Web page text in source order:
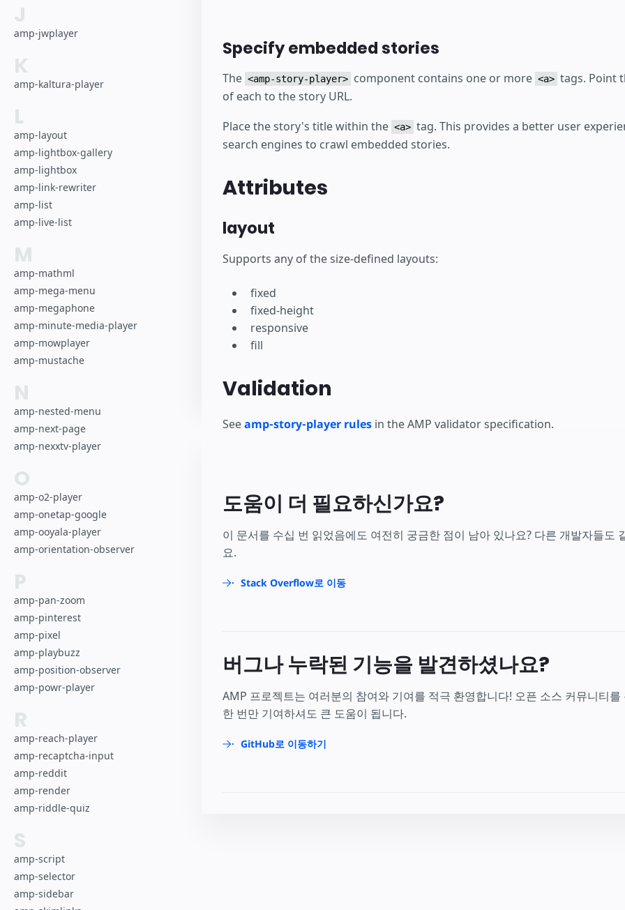
J
amp-jwplayer
K
amp-kaltura-player
L
amp-layout
amp-lightbox-gallery
amp-lightbox
amp-link-rewriter
amp-list
amp-live-list
M
amp-mathml
amp-mega-menu
amp-megaphone
amp-minute-media-player
amp-mowplayer
amp-mustache
N
amp-nested-menu
amp-next-page
amp-nexxtv-player
O
amp-o2-player
amp-onetap-google
amp-ooyala-player
amp-orientation-observer
P
amp-pan-zoom
amp-pinterest
amp-pixel
amp-playbuzz
amp-position-observer
amp-powr-player
R
amp-reach-player
amp-recaptcha-input
amp-reddit
amp-render
amp-riddle-quiz
S
amp-script
amp-selector
amp-sidebar
Specify embedded stories
The <amp-story-player> component contains one or more <a> tags. Point
of each to the story URL.
Place the story's title within the <a> tag. This provides a better user
search engines to crawl embedded stories.
Attributes
layout
Supports any of the size-defined layouts:
fixed
fixed-height
responsive
fill
Validation
Seeamp-story-player rulesin the AMP validator specification.
도움이 더 필요하신가요?
이 문서를 수십 번 읽었음에도 여전히 궁금한 점이 남아 있나요? 다른 개발자들
요.
Stack Overflow로 이동
버그나 누락된 기능을 발견하셨나요?
AMP 프로젝트는 여러분의 참여와 기여를 적극 환영합니다! 오픈 소스 커뮤니티
한 번만 기여하셔도 큰 도움이 됩니다.
GitHub로 이동하기